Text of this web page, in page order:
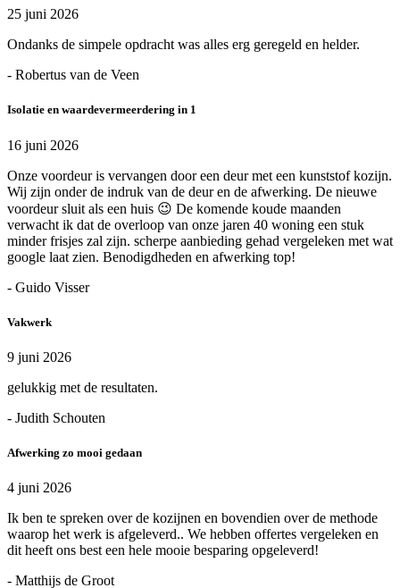
25 juni 2026
Ondanks de simpele opdracht was alles erg geregeld en helder.
- Robertus van de Veen
Isolatie en waardevermeerdering in 1
16 juni 2026
Onze voordeur is vervangen door een deur met een kunststof kozijn.
Wij zijn onder de indruk van de deur en de afwerking. De nieuwe
voordeur sluit als een huis 😉 De komende koude maanden
verwacht ik dat de overloop van onze jaren 40 woning een stuk
minder frisjes zal zijn. scherpe aanbieding gehad vergeleken met wat
google laat zien. Benodigdheden en afwerking top!
- Guido Visser
Vakwerk
9 juni 2026
gelukkig met de resultaten.
- Judith Schouten
Afwerking zo mooi gedaan
4 juni 2026
Ik ben te spreken over de kozijnen en bovendien over de methode
waarop het werk is afgeleverd.. We hebben offertes vergeleken en
dit heeft ons best een hele mooie besparing opgeleverd!
- Matthijs de Groot